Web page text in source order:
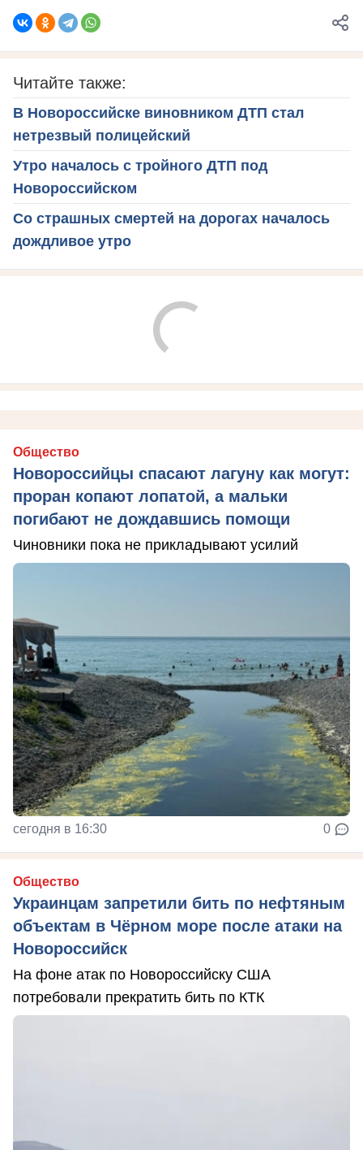
Читайте также:
В Новороссийске виновником ДТП стал
нетрезвый полицейский
Утро началось с тройного ДТП под
Новороссийском
Со страшных смертей на дорогах началось
дождливое утро
Общество
Новороссийцы спасают лагуну как могут:
проран копают лопатой, а мальки
погибают не дождавшись помощи
Чиновники пока не прикладывают усилий
сегодня в 16:30 0
Общество
Украинцам запретили бить по нефтяным
объектам в Чёрном море после атаки на
Новороссийск
На фоне атак по Новороссийску США
потребовали прекратить бить по КТК